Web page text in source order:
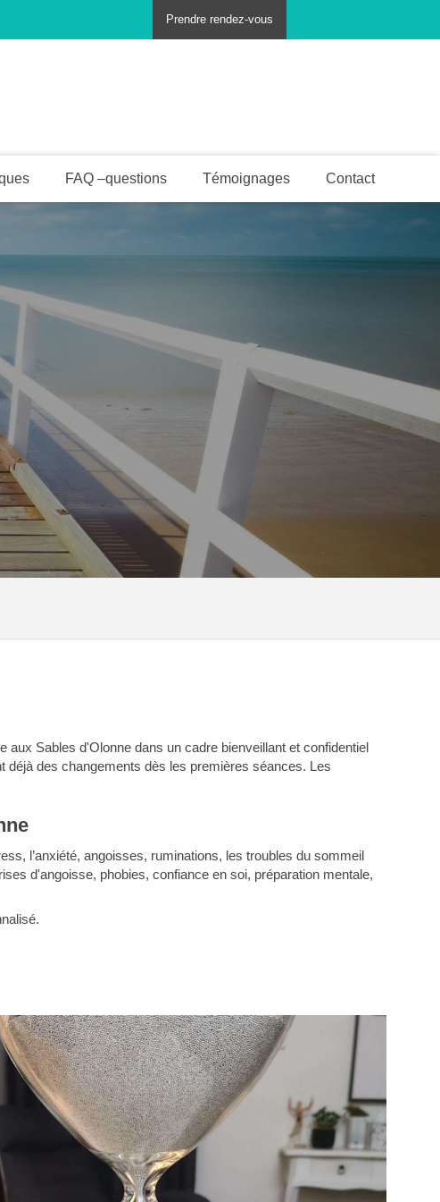
Prendre rendez-vous
FAQ –questions Témoignages Contact
Sables d'Olonne dans un cadre bienveillant et confidentiel
déjà des changements dès les premières séances. Les
l’anxiété, angoisses, ruminations, les troubles du sommeil
d'angoisse, phobies, confiance en soi, préparation mentale,